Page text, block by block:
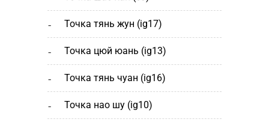
точка тянь жун (ig17)
точка цюй юань (ig13)
точка тянь чуан (ig16)
точка нао шу (ig10)